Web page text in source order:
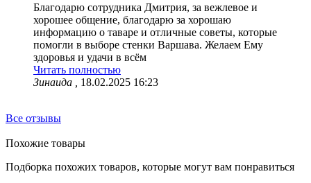
Благодарю сотрудника Дмитрия, за вежлевое и
хорошее общение, благодарю за хорошаю
информацию о таваре и отличные советы, которые
помогли в выборе стенки Варшава. Желаем Ему
здоровья и удачи в всём
Читать полностью
Зинаида ,
18.02.2025 16:23
Все отзывы
Похожие товары
Подборка похожих товаров, которые могут вам понравиться